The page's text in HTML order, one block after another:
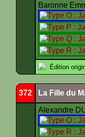
Baronne
Édition
372 La Fille du
Alexandre